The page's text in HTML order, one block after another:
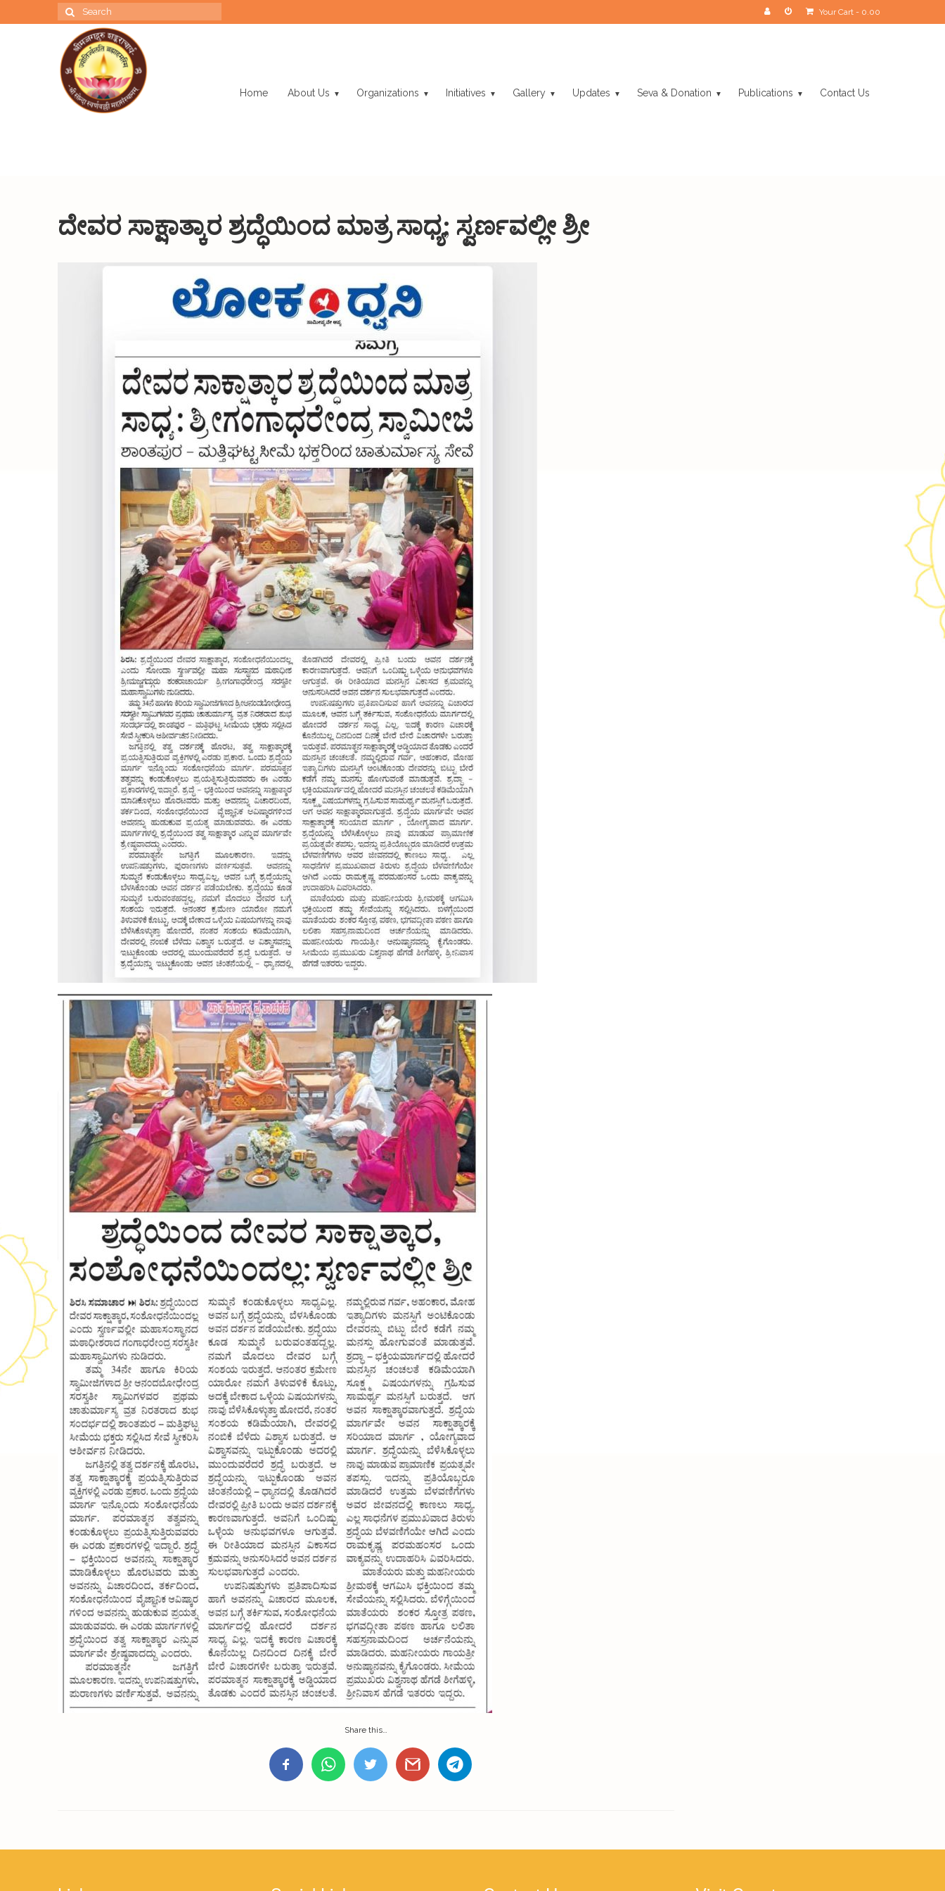
Your Cart - 0.00
Search
for:
Home About Us Organizations Initiatives Gallery Updates Seva & Donation Publications Contact Us
ದೇವರ ಸಾಕ್ಷಾತ್ಕಾರ ಶ್ರದ್ಧೆಯಿಂದ ಮಾತ್ರ ಸಾಧ್ಯ; ಸ್ವರ್ಣವಲ್ಲೀ ಶ್ರೀ
Share this…